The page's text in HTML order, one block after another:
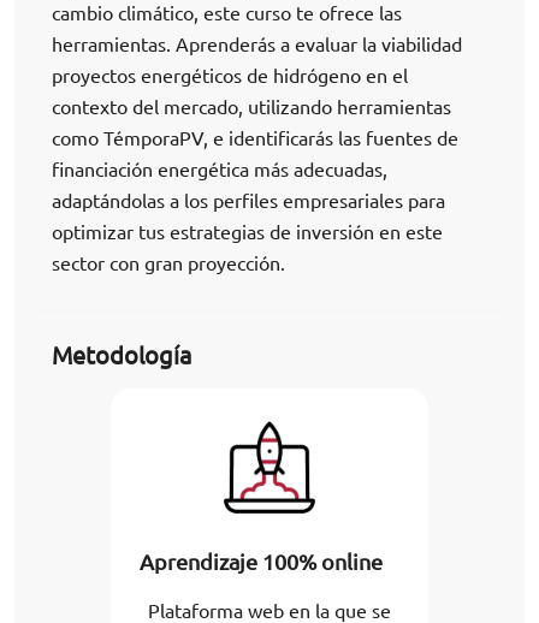
cambio climático, este curso te ofrece las
herramientas. Aprenderás a evaluar la viabilidad
proyectos energéticos de hidrógeno en el
contexto del mercado, utilizando herramientas
como TémporaPV, e identificarás las fuentes de
financiación energética más adecuadas,
adaptándolas a los perfiles empresariales para
optimizar tus estrategias de inversión en este
sector con gran proyección.
Metodología
Aprendizaje 100% online
Plataforma web en la que se